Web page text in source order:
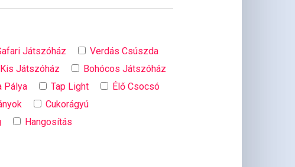
Játszóház
Verdás Csúszda
Kis Játszóház
Bohócos Játszóház
Pálya Tap Light
Élő Csocsó
Cukorágyú
Hangosítás